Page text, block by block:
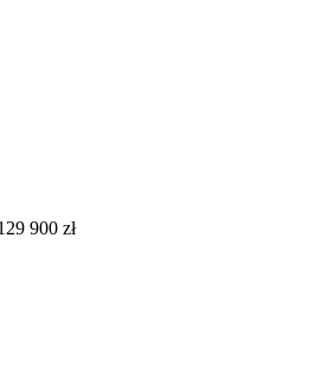
900 zł